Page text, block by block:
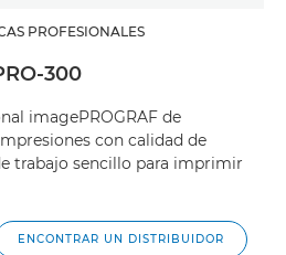
PROFESIONALES
300
imagePROGRAF de
con calidad de
trabajo sencillo para imprimir
ENCONTRAR UN DISTRIBUIDOR